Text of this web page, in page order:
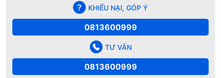
KHIẾU NẠI, GÓP Ý
0813600999
TƯ VẤN
0813600999